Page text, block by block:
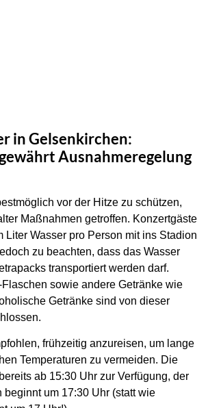
in Gelsenkirchen:
Ausnahmeregelung
vor der Hitze zu schützen,
Maßnahmen getroffen. Konzertgäste
Liter Wasser pro Person mit ins Stadion
zu beachten, dass das Wasser
transportiert werden darf.
sowie andere Getränke wie
Getränke sind von dieser
frühzeitig anzureisen, um lange
Temperaturen zu vermeiden. Die
ab 15:30 Uhr zur Verfügung, der
beginnt um 17:30 Uhr (statt wie